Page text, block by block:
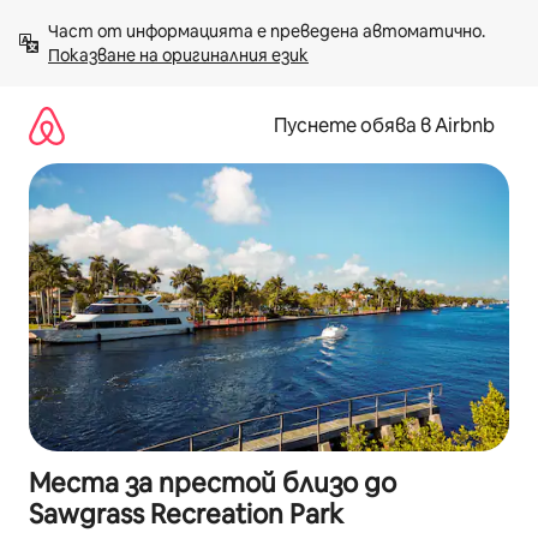
към
съдържанието
Показване на оригиналния език
Пуснете обява в Airbnb
Места за престой близо до
Sawgrass Recreation Park